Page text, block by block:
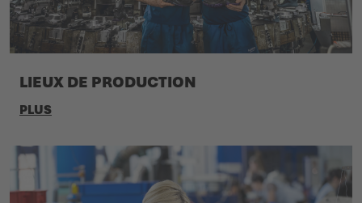
LIEUX DE PRODUCTION
PLUS